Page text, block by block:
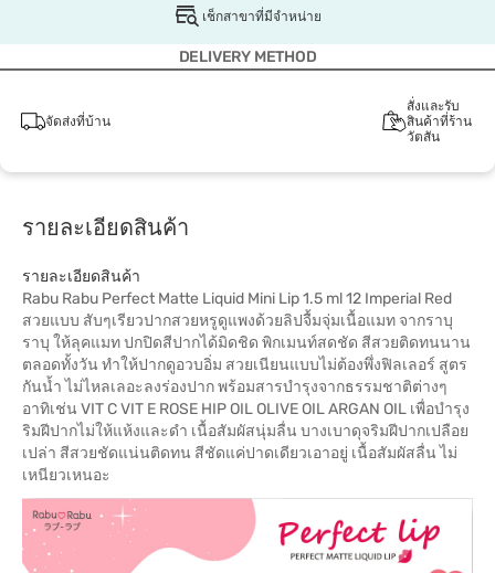
เช็กสาขาที่มีจำหน่าย
DELIVERY METHOD
จัดส่งที่บ้าน
สั่งและรับ
สินค้าที่ร้าน
วัตสัน
รายละเอียดสินค้า
รายละเอียดสินค้า
Rabu Rabu Perfect Matte Liquid Mini Lip 1.5 ml 12 Imperial Red
สวยแบบ สับๆเรียวปากสวยหรูดูแพงด้วยลิปจื้มจุ่มเนื้อแมท จากราบุ
ราบุ ให้ลุคแมท ปกปิดสีปากได้มิดชิด พิกเมนท์สดชัด สีสวยติดทนนาน
ตลอดทั้งวัน ทำให้ปากดูอวบอิ่ม สวยเนียนแบบไม่ต้องพึ่งฟิลเลอร์ สูตร
กันน้ำ ไม่ไหลเลอะลงร่องปาก พร้อมสารบำรุงจากธรรมชาติต่างๆ
อาทิเช่น VIT C VIT E ROSE HIP OIL OLIVE OIL ARGAN OIL เพื่อบำรุง
ริมฝีปากไม่ให้แห้งและดำ เนื้อสัมผัสนุ่มลื่น บางเบาดุจริมฝีปากเปลือย
เปล่า สีสวยชัดแน่นติดทน สีชัดแค่ปาดเดียวเอาอยู่ เนื้อสัมผัสลื่น ไม่
เหนียวเหนอะ